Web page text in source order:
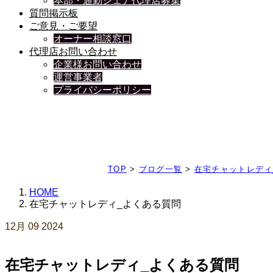
質問掲示板
ご意見・ご要望
オーナー相談窓口
代理店お問い合わせ
企業様お問い合わせ
運営事業者
プライバシーポリシー
TOP > ブログ一覧 > 在宅チャットレデ
HOME
在宅チャットレディ_よくある質問
12月 09 2024
在宅チャットレディ_よくある質問